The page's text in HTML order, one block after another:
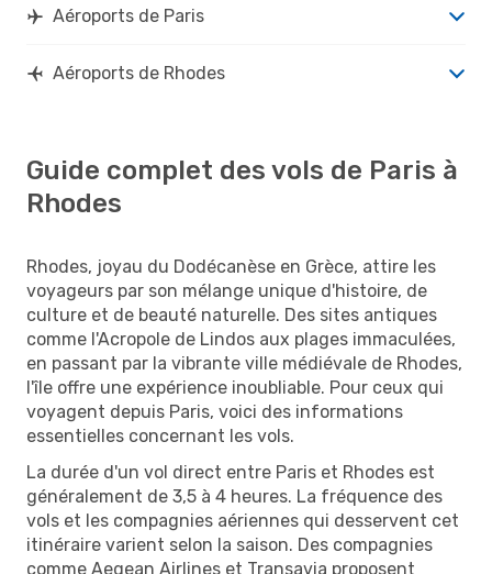
Aéroports de Paris
Aéroports de Rhodes
Guide complet des vols de Paris à
Rhodes
Rhodes, joyau du Dodécanèse en Grèce, attire les
voyageurs par son mélange unique d'histoire, de
culture et de beauté naturelle. Des sites antiques
comme l'Acropole de Lindos aux plages immaculées,
en passant par la vibrante ville médiévale de Rhodes,
l'île offre une expérience inoubliable. Pour ceux qui
voyagent depuis Paris, voici des informations
essentielles concernant les vols.
La durée d'un vol direct entre Paris et Rhodes est
généralement de 3,5 à 4 heures. La fréquence des
vols et les compagnies aériennes qui desservent cet
itinéraire varient selon la saison. Des compagnies
comme Aegean Airlines et Transavia proposent